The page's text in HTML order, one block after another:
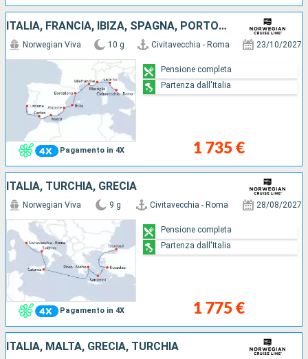
ITALIA, FRANCIA, IBIZA, SPAGNA, PORTOGALLO
Pagamento in 4X
Norwegian Viva 10 g Civitavecchia - Roma 23/10/2027
1 735 €
Pensione completa
Partenza dall'Italia
ITALIA, TURCHIA, GRECIA
Pagamento in 4X
Norwegian Viva 9 g Civitavecchia - Roma 28/08/2027
1 775 €
Pensione completa
Partenza dall'Italia
ITALIA, MALTA, GRECIA, TURCHIA